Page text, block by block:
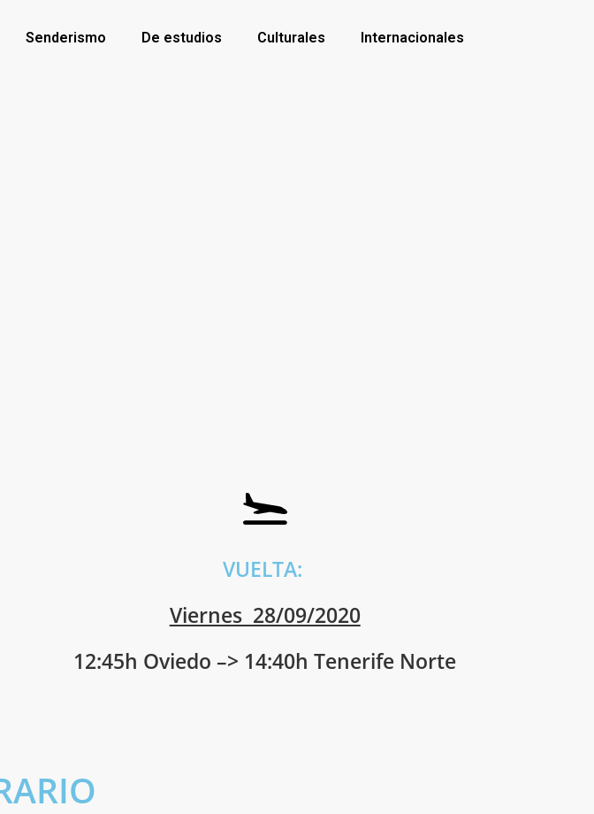
Senderismo De estudios Culturales Internacionales
VUELTA:
Viernes 28/09/2020
12:45h Oviedo –> 14:40h Tenerife Norte